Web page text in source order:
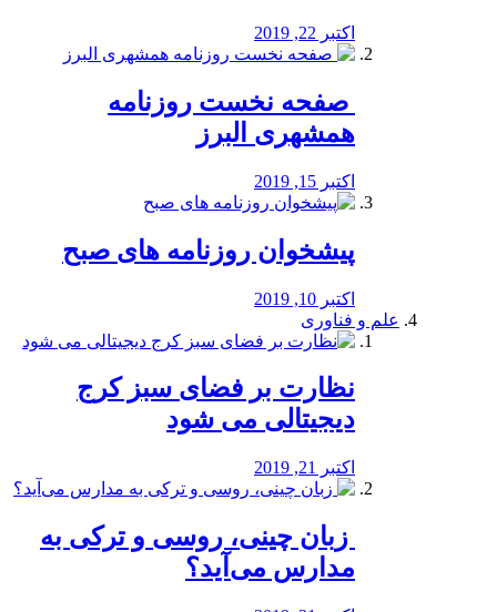
اکتبر 22, 2019
️ صفحه نخست روزنامه‌
همشهری البرز
اکتبر 15, 2019
پیشخوان روزنامه های صبح
اکتبر 10, 2019
علم و فناوری
نظارت بر فضای سبز کرج
دیجیتالی می شود
اکتبر 21, 2019
️ زبان چینی، روسی و ترکی به
مدارس می‌آید؟